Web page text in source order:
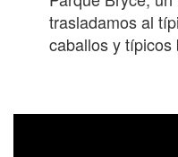
trasladamos al
caballos y típicos